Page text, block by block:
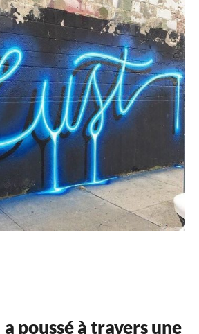
poussé à travers une